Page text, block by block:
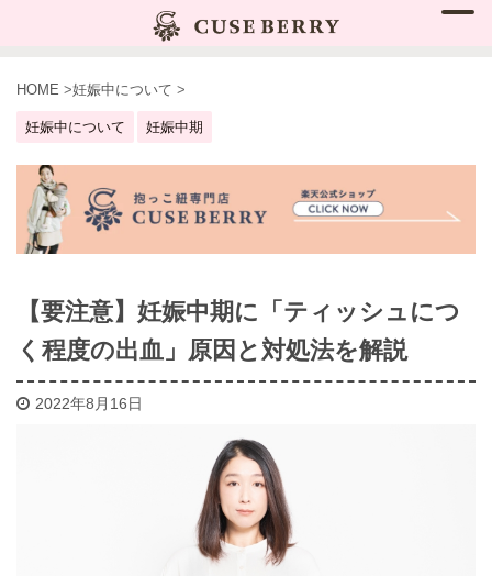
HOME >妊娠中について >
妊娠中について 妊娠中期
【要注意】妊娠中期に「ティッシュにつ
く程度の出血」原因と対処法を解説
2022年8月16日